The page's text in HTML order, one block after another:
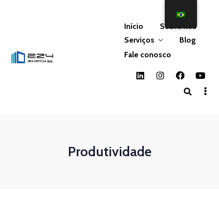
Início
Sobre nós
Serviços
Blog
Fale conosco
Produtividade